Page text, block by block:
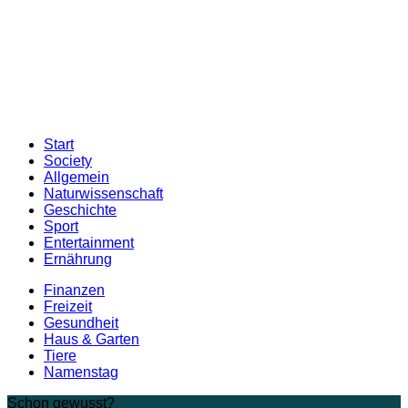
Start
Society
Allgemein
Naturwissenschaft
Geschichte
Sport
Entertainment
Ernährung
Finanzen
Freizeit
Gesundheit
Haus & Garten
Tiere
Namenstag
Schon gewusst?